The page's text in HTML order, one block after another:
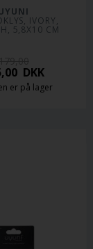
IVORY,
5,8X10 CM
DKK
er på lager